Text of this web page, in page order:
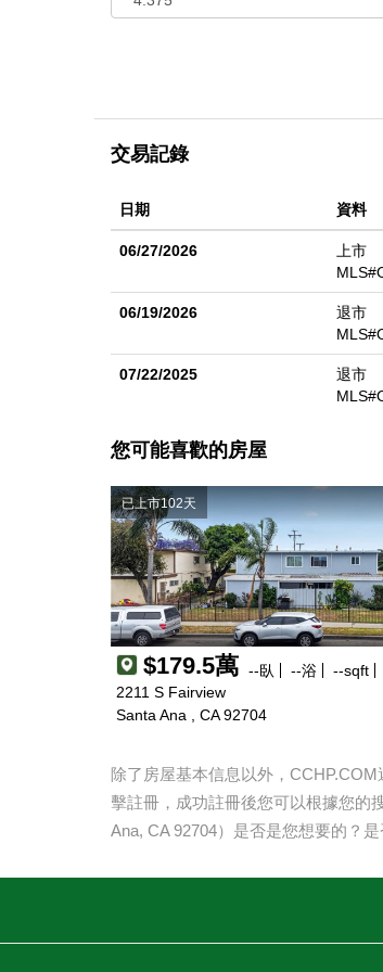
交易記錄
日期 資料
06/27/2026
上市
06/19/2026
退市
07/22/2025
退市
您可能喜歡的房屋
已上市102天
$179.5萬 --臥 --浴 --sqft
2211 S Fairview
Santa Ana , CA 92704
除了房屋基本信息以外，
擊註冊，成功註冊後您可以根據您的
Ana, CA 92704）是否是您想要的？